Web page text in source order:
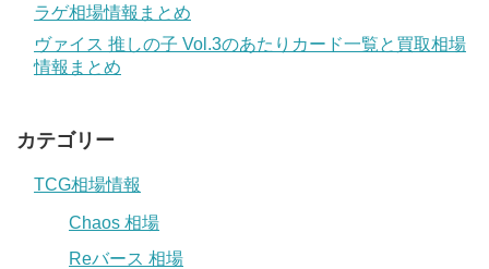
ラゲ相場情報まとめ
ヴァイス 推しの子 Vol.3のあたりカード一覧と買取相場
情報まとめ
カテゴリー
TCG相場情報
Chaos 相場
Reバース 相場